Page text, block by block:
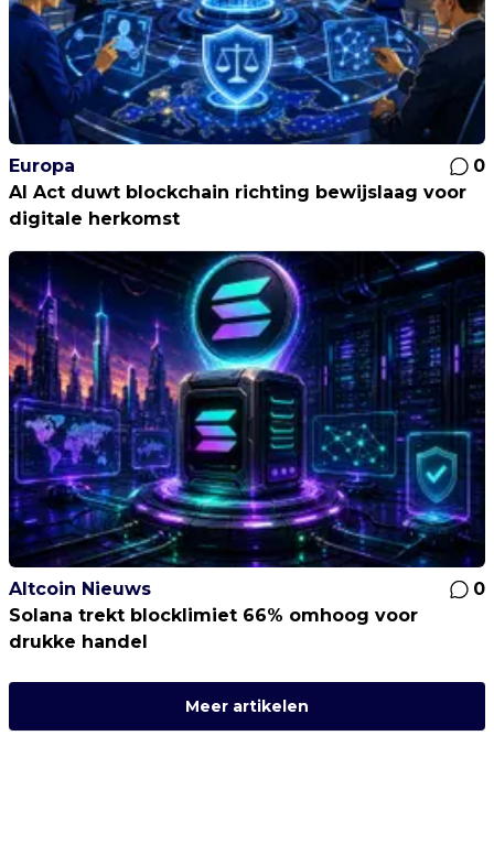
Europa
0
AI Act duwt blockchain richting bewijslaag voor
digitale herkomst
Altcoin Nieuws
0
Solana trekt blocklimiet 66% omhoog voor
drukke handel
Meer artikelen